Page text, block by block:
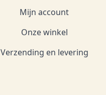
Mijn account
Onze winkel
Verzending en levering